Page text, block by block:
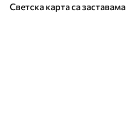
Светска карта са заставама